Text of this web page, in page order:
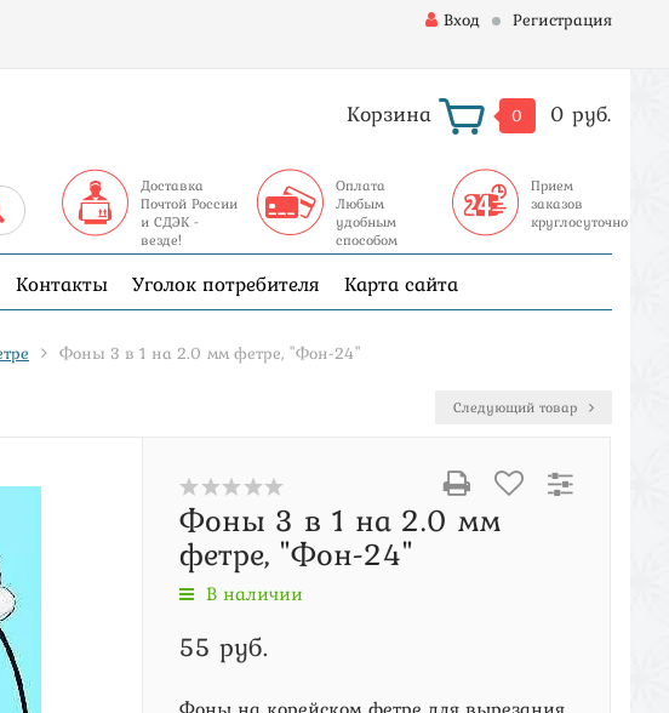
Вход Регистрация
Корзина 0 0 руб.
Доставка
Почтой России
и СДЭК -
везде!
Оплата
Любым
удобным
способом
Прием
заказов
круглосуточно
Контакты Уголок потребителя Карта сайта
Фоны 3 в 1 на 2.0 мм фетре, "Фон-24"
Следующий товар
Фоны 3 в 1 на 2.0 мм
фетре, "Фон-24"
В наличии
55 руб.